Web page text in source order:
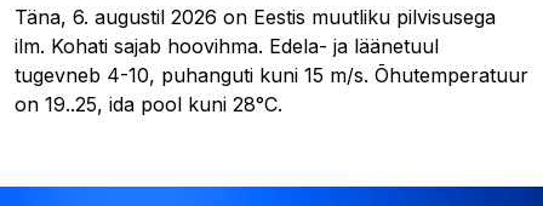
Täna, 6. augustil 2026 on Eestis muutliku pilvisusega
ilm. Kohati sajab hoovihma. Edela- ja läänetuul
tugevneb 4-10, puhanguti kuni 15 m/s. Õhutemperatuur
on 19..25, ida pool kuni 28°C.